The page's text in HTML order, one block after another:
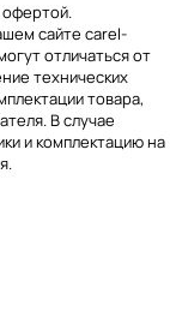
офертой.
сайте carel-
отличаться от
технических
товара,
В случае
и комплектацию на